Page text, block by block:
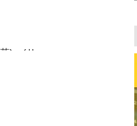
落) (サ …………